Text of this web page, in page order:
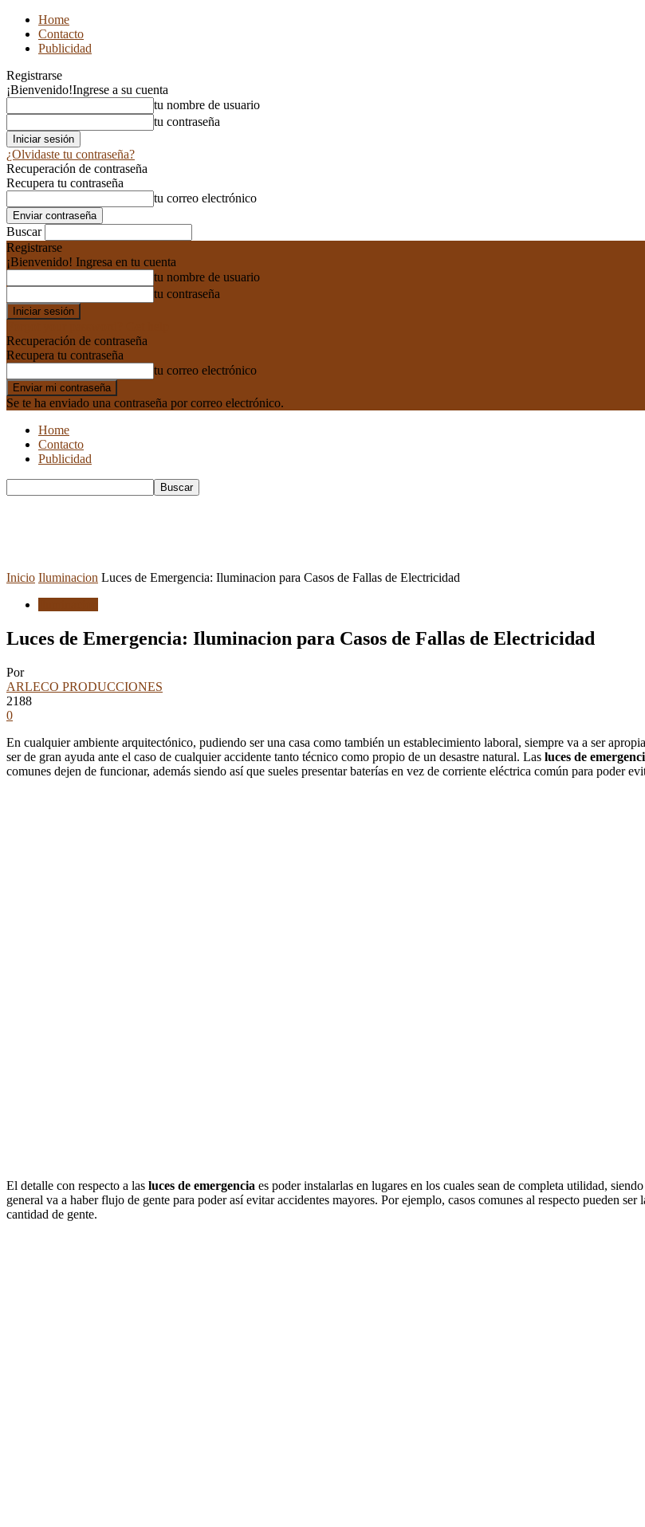
Home
Contacto
Publicidad
Registrarse
¡Bienvenido!Ingrese a su cuenta
tu nombre de usuario
tu contraseña
¿Olvidaste tu contraseña?
Recuperación de contraseña
Recupera tu contraseña
tu correo electrónico
Buscar
Registrarse
¡Bienvenido! Ingresa en tu cuenta
tu nombre de usuario
tu contraseña
Recuperación de contraseña
Recupera tu contraseña
tu correo electrónico
Se te ha enviado una contraseña por correo electrónico.
Home
Contacto
Publicidad
Inicio Iluminacion Luces de Emergencia: Iluminacion para Casos de Fallas de Electricidad
Luces de Emergencia: Iluminacion para Casos de Fallas de Electricidad
Por
ARLECO PRODUCCIONES
2188
0
En cualquier ambiente arquitectónico, pudiendo ser una casa como también un establecimiento laboral, siempre va a ser
ser de gran ayuda ante el caso de cualquier accidente tanto técnico como propio de un desastre natural. Las luces de
comunes dejen de funcionar, además siendo así que sueles presentar baterías en vez de corriente eléctrica común para poder
El detalle con respecto a las luces de emergencia es poder instalarlas en lugares en los cuales sean de completa utilidad,
general va a haber flujo de gente para poder así evitar accidentes mayores. Por ejemplo, casos comunes al respecto pueden ser
cantidad de gente.